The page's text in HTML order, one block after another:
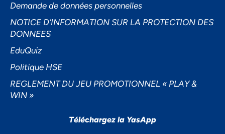
Demande de données personnelles
NOTICE D’INFORMATION SUR LA PROTECTION DES
DONNEES
EduQuiz
Politique HSE
REGLEMENT DU JEU PROMOTIONNEL « PLAY &
WIN »
Téléchargez la YasApp